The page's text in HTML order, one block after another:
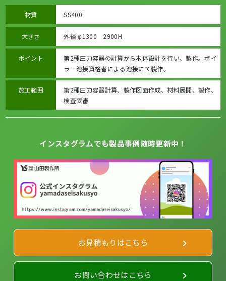
材質 SS400
大きさ 外径 φ1300 2900H
ポイント
第2種圧力容器の計算から本体設計を行い、製作。ボイ
ラー溶接資格者による溶接にて製作。
施工範囲
第2種圧力容器計算、製作図面作成、材料展開、製作、
検査受審
インスタグラムでも製品事例随時更新中！
お見積もりはこちら
お問い合わせはこちら